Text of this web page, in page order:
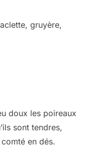
gruyère,
doux les poireaux
sont tendres,
en dés.